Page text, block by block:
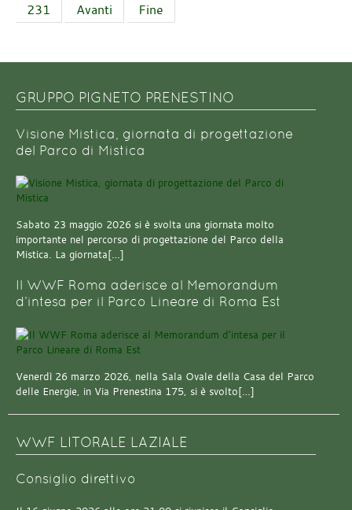
231
Avanti Fine
GRUPPO PIGNETO PRENESTINO
Visione Mistica, giornata di progettazione
del Parco di Mistica
Sabato 23 maggio 2026 si è svolta una giornata molto
importante nel percorso di progettazione del Parco della
Mistica. La giornata[…]
Il WWF Roma aderisce al Memorandum
d’intesa per il Parco Lineare di Roma Est
Venerdì 26 marzo 2026, nella Sala Ovale della Casa del Parco
delle Energie, in Via Prenestina 175, si è svolto[…]
WWF LITORALE LAZIALE
Consiglio direttivo